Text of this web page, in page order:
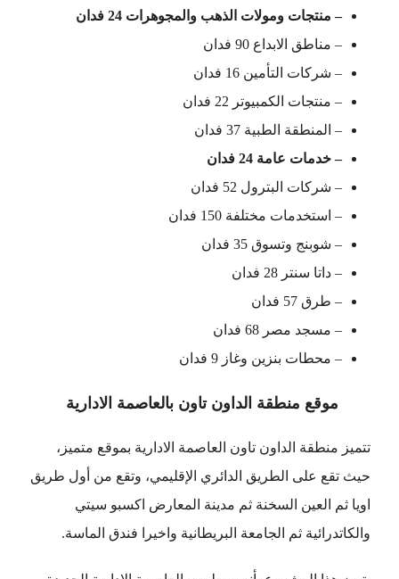
– منتجات ومولات الذهب والمجوهرات 24 فدان
– مناطق الابداع 90 فدان
– شركات التأمين 16 فدان
– منتجات الكمبيوتر 22 فدان
– المنطقة الطبية 37 فدان
– خدمات عامة 24 فدان
– شركات البترول 52 فدان
– استخدمات مختلفة 150 فدان
– شوبنج وتسوق 35 فدان
– داتا سنتر 28 فدان
– طرق 57 فدان
– مسجد مصر 68 فدان
– محطات بنزين وغاز 9 فدان
موقع منطقة الداون تاون بالعاصمة الادارية
تتميز منطقة الداون تاون العاصمة الادارية بموقع متميز،
حيث تقع على الطريق الدائري الإقليمي، وتقع من أول طريق
اويا ثم العين السخنة ثم مدينة المعارض اكسبو سيتي
والكاتدرائية ثم الجامعة البريطانية واخيرا فندق الماسة.